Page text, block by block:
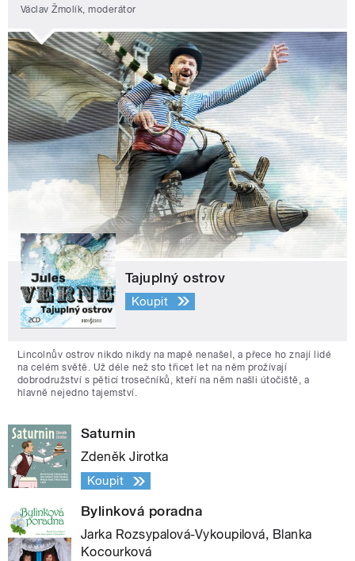
Václav Žmolík, moderátor
Tajuplný ostrov
Koupit
Lincolnův ostrov nikdo nikdy na mapě nenašel, a přece ho znají lidé
na celém světě. Už déle než sto třicet let na něm prožívají
dobrodružství s pěticí trosečníků, kteří na něm našli útočiště, a
hlavně nejedno tajemství.
Saturnin
Zdeněk Jirotka
Koupit
Bylinková poradna
Jarka Rozsypalová-Vykoupilová, Blanka
Kocourková